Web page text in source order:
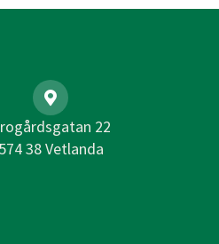
22
574 38 Vetlanda